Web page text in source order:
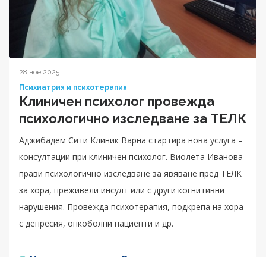
28 ное 2025
Психиатрия и психотерапия
Клиничен психолог провежда
психологично изследване за ТЕЛК
Аджибадем Сити Клиник Варна стартира нова услуга –
консултации при клиничен психолог. Виолета Иванова
прави психологично изследване за явяване пред ТЕЛК
за хора, преживели инсулт или с други когнитивни
нарушения. Провежда психотерапия, подкрепа на хора
с депресия, онкоболни пациенти и др.